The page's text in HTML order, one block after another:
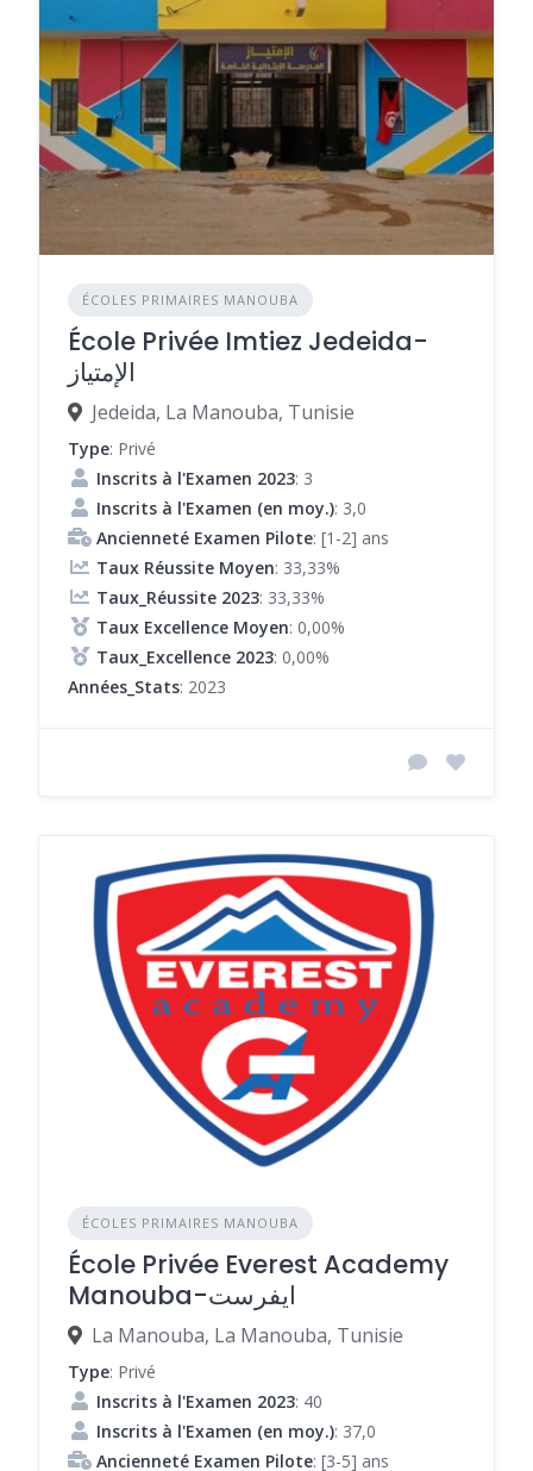
ÉCOLES PRIMAIRES MANOUBA
École Privée Imtiez Jedeida-
الإمتياز
Jedeida, La Manouba, Tunisie
Type: Privé
Inscrits à l'Examen 2023: 3
Inscrits à l'Examen (en moy.): 3,0
Ancienneté Examen Pilote: [1-2] ans
Taux Réussite Moyen: 33,33%
Taux_Réussite 2023: 33,33%
Taux Excellence Moyen: 0,00%
Taux_Excellence 2023: 0,00%
Années_Stats: 2023
ÉCOLES PRIMAIRES MANOUBA
École Privée Everest Academy
Manouba-ايفرست
La Manouba, La Manouba, Tunisie
Type: Privé
Inscrits à l'Examen 2023: 40
Inscrits à l'Examen (en moy.): 37,0
Ancienneté Examen Pilote: [3-5] ans